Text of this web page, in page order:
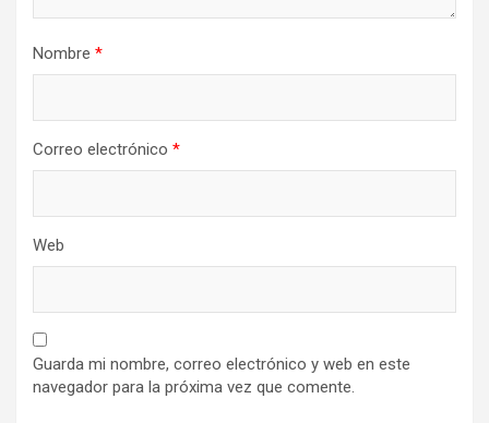
Nombre *
Correo electrónico *
Web
Guarda mi nombre, correo electrónico y web en este
navegador para la próxima vez que comente.